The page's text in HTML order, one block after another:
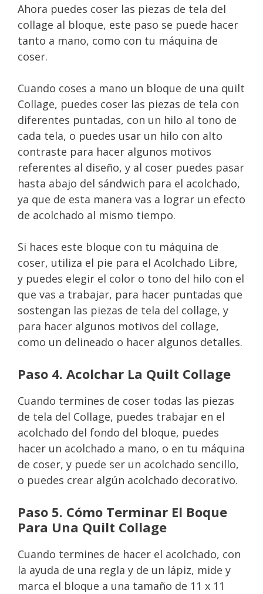
Ahora puedes coser las piezas de tela del
collage al bloque, este paso se puede hacer
tanto a mano, como con tu máquina de
coser.
Cuando coses a mano un bloque de una quilt
Collage, puedes coser las piezas de tela con
diferentes puntadas, con un hilo al tono de
cada tela, o puedes usar un hilo con alto
contraste para hacer algunos motivos
referentes al diseño, y al coser puedes pasar
hasta abajo del sándwich para el acolchado,
ya que de esta manera vas a lograr un efecto
de acolchado al mismo tiempo.
Si haces este bloque con tu máquina de
coser, utiliza el pie para el Acolchado Libre,
y puedes elegir el color o tono del hilo con el
que vas a trabajar, para hacer puntadas que
sostengan las piezas de tela del collage, y
para hacer algunos motivos del collage,
como un delineado o hacer algunos detalles.
Paso 4. Acolchar La Quilt Collage
Cuando termines de coser todas las piezas
de tela del Collage, puedes trabajar en el
acolchado del fondo del bloque, puedes
hacer un acolchado a mano, o en tu máquina
de coser, y puede ser un acolchado sencillo,
o puedes crear algún acolchado decorativo.
Paso 5. Cómo Terminar El Boque
Para Una Quilt Collage
Cuando termines de hacer el acolchado, con
la ayuda de una regla y de un lápiz, mide y
marca el bloque a una tamaño de 11 x 11